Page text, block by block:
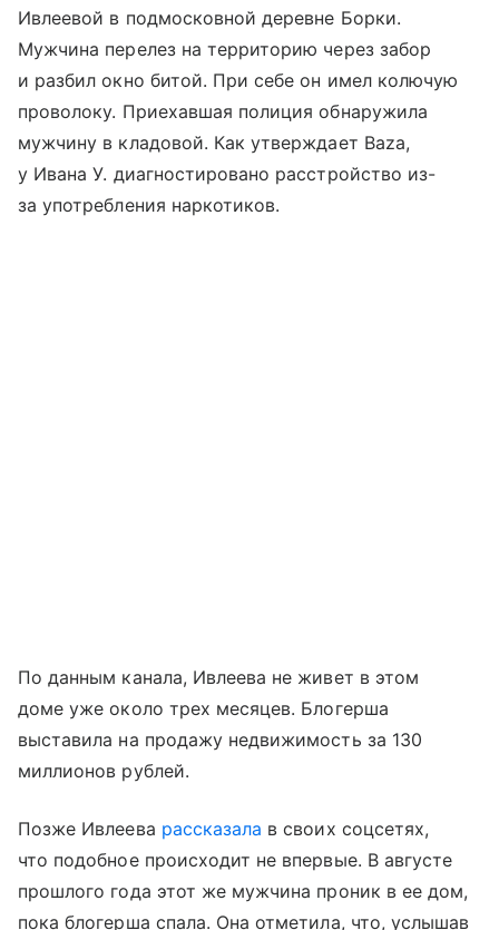
Ивлеевой в подмосковной деревне Борки.
Мужчина перелез на территорию через забор
и разбил окно битой. При себе он имел колючую
проволоку. Приехавшая полиция обнаружила
мужчину в кладовой. Как утверждает Baza,
у Ивана У. диагностировано расстройство из-
за употребления наркотиков.
По данным канала, Ивлеева не живет в этом
доме уже около трех месяцев. Блогерша
выставила на продажу недвижимость за 130
миллионов рублей.
Позже Ивлеева рассказала в своих соцсетях,
что подобное происходит не впервые. В августе
прошлого года этот же мужчина проник в ее дом,
пока блогерша спала. Она отметила, что, услышав